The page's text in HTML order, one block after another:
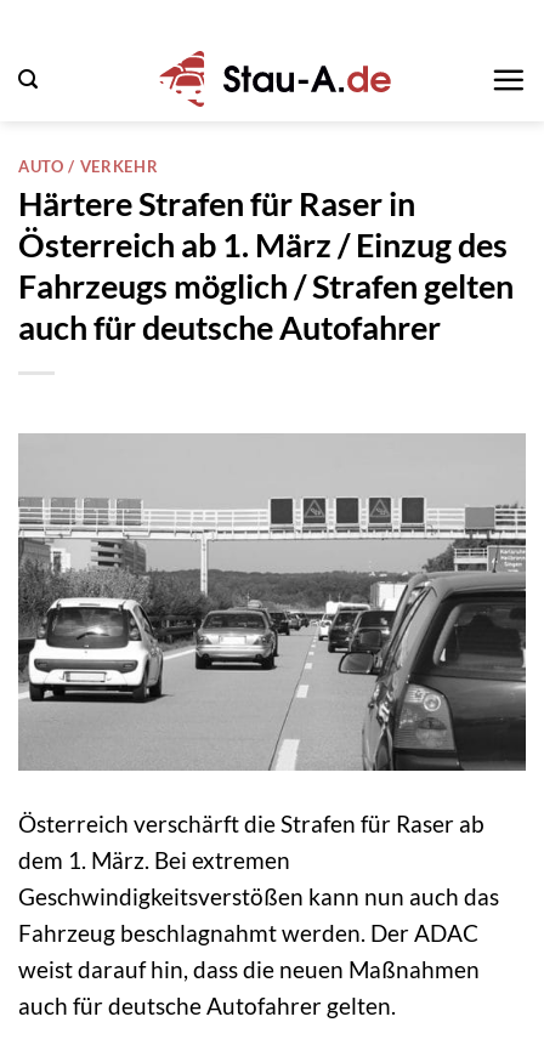
springen
AUTO / VERKEHR
Härtere Strafen für Raser in
Österreich ab 1. März / Einzug des
Fahrzeugs möglich / Strafen gelten
auch für deutsche Autofahrer
Österreich verschärft die Strafen für Raser ab
dem 1. März. Bei extremen
Geschwindigkeitsverstößen kann nun auch das
Fahrzeug beschlagnahmt werden. Der ADAC
weist darauf hin, dass die neuen Maßnahmen
auch für deutsche Autofahrer gelten.